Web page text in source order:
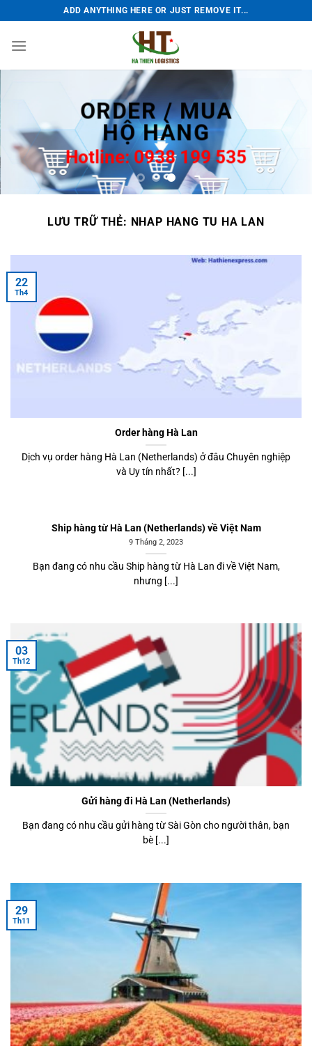
qua
nội
ADD ANYTHING HERE OR JUST REMOVE IT...
ORDER / MUA
HỘ HÀNG
Hotline: 0938 199 535
LƯU TRỮ THẺ: NHAP HANG TU HA LAN
Order hàng Hà Lan
Dịch vụ order hàng Hà Lan (Netherlands) ở đâu Chuyên nghiệp
và Uy tín nhất? [...]
22
Th4
Ship hàng từ Hà Lan (Netherlands) về Việt Nam
9 Tháng 2, 2023
Bạn đang có nhu cầu Ship hàng từ Hà Lan đi về Việt Nam,
nhưng [...]
Gửi hàng đi Hà Lan (Netherlands)
Bạn đang có nhu cầu gửi hàng từ Sài Gòn cho người thân, bạn
bè [...]
03
Th12
29
Th11